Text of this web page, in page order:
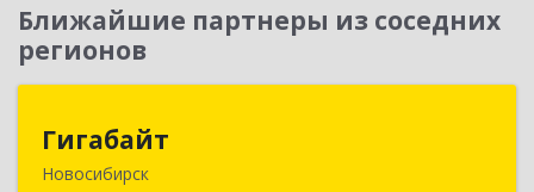
Ближайшие партнеры из соседних
регионов
Гигабайт
Новосибирск
630099, Новосибирская обл, Новосибирск г,